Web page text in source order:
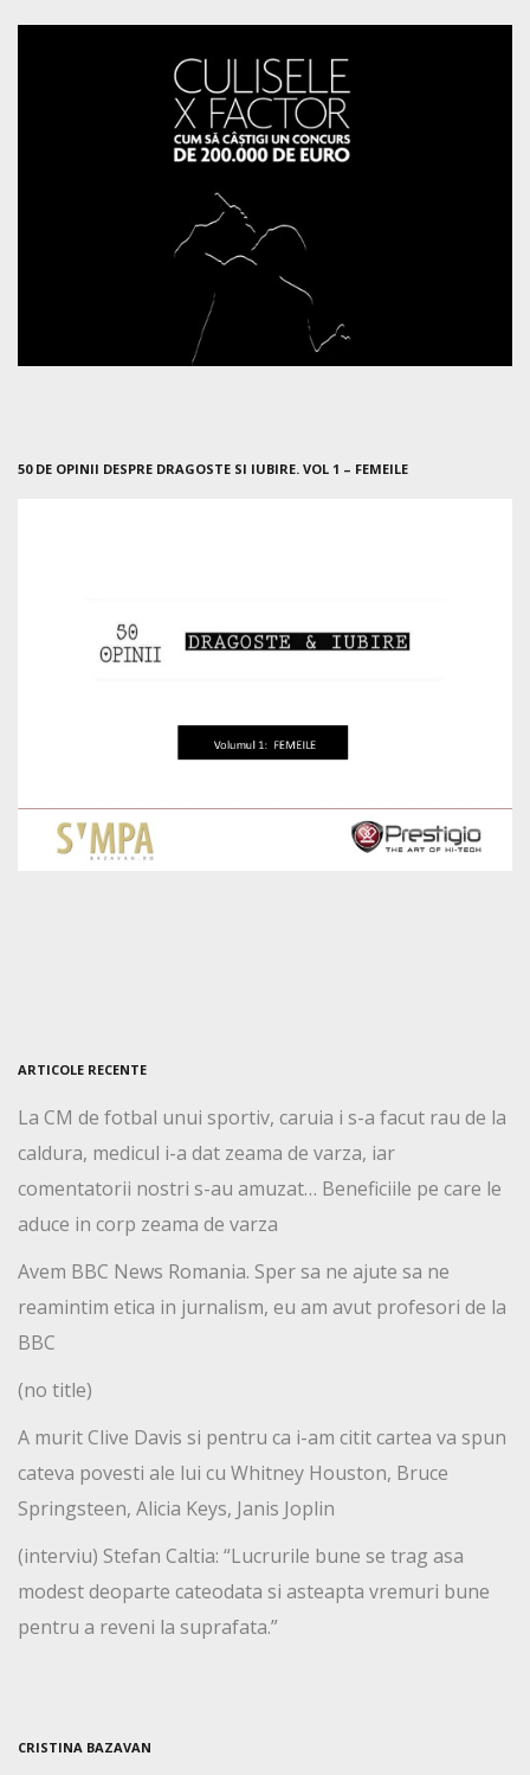
50 DE OPINII DESPRE DRAGOSTE SI IUBIRE. VOL 1 – FEMEILE
ARTICOLE RECENTE
La CM de fotbal unui sportiv, caruia i s-a facut rau de la
caldura, medicul i-a dat zeama de varza, iar
comentatorii nostri s-au amuzat… Beneficiile pe care le
aduce in corp zeama de varza
Avem BBC News Romania. Sper sa ne ajute sa ne
reamintim etica in jurnalism, eu am avut profesori de la
BBC
(no title)
A murit Clive Davis si pentru ca i-am citit cartea va spun
cateva povesti ale lui cu Whitney Houston, Bruce
Springsteen, Alicia Keys, Janis Joplin
(interviu) Stefan Caltia: “Lucrurile bune se trag asa
modest deoparte cateodata si asteapta vremuri bune
pentru a reveni la suprafata.”
CRISTINA BAZAVAN